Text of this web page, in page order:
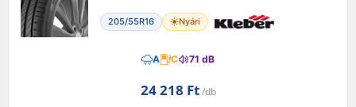
205/55R16 Nyári
A C 71 dB
24 218 Ft